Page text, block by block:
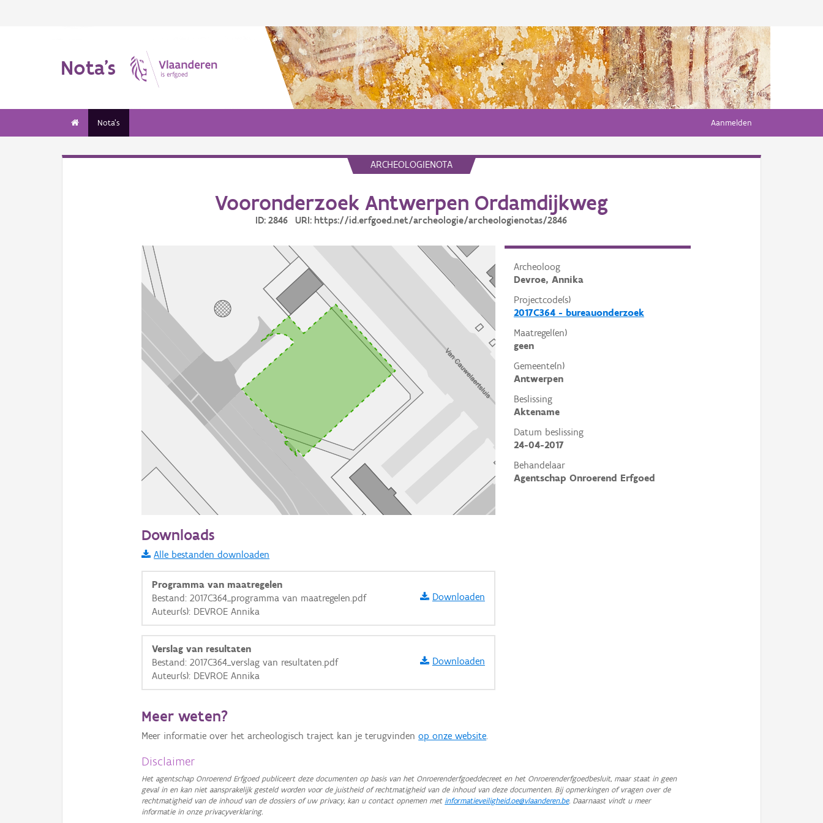
Nota's
Nota's Aanmelden
ARCHEOLOGIENOTA
Vooronderzoek Antwerpen Ordamdijkweg
ID: 2846 URI: https://id.erfgoed.net/archeologie/archeologienotas/2846
Archeoloog
Devroe, Annika
Projectcode(s)
2017C364 - bureauonderzoek
Maatregel(en)
geen
Gemeente(n)
Antwerpen
Beslissing
Aktename
Datum beslissing
24-04-2017
Behandelaar
Agentschap Onroerend Erfgoed
Informatie Vlaanderen
i
+ −
OSM-Basiskaart
GRB-Basiskaart in grijswaarden
Downloads
Alle bestanden downloaden
Programma van maatregelen
Bestand: 2017C364_programma van maatregelen.pdf
Auteur(s): DEVROE Annika
Downloaden
Verslag van resultaten
Bestand: 2017C364_verslag van resultaten.pdf
Auteur(s): DEVROE Annika
Downloaden
Meer weten?
Meer informatie over het archeologisch traject kan je terugvindenop onze website.
Disclaimer
Het agentschap Onroerend Erfgoed publiceert deze documenten op basis van het Onroerenderfgoeddecreet en het Onroerenderfgoedbesluit, maar staat in geen
geval in en kan niet aansprakelijk gesteld worden voor de juistheid of rechtmatigheid van de inhoud van deze documenten. Bij opmerkingen of vragen over de
rechtmatigheid van de inhoud van de dossiers of uw privacy, kan u contact opnemen met informatieveiligheid.oe@vlaanderen.be. Daarnaast vindt u meer
informatie in onze privacyverklaring.